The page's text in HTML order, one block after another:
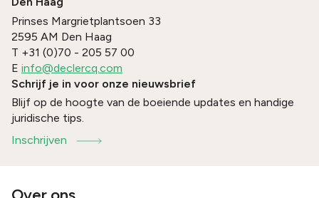
Prinses Margrietplantsoen 33
2595 AM Den Haag
T +31 (0)70 - 205 57 00
E info@declercq.com
Schrijf je in voor onze nieuwsbrief
Blijf op de hoogte van de boeiende updates en handige
juridische tips.
Inschrijven